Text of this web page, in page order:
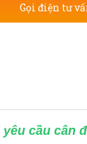
Gọi điện tư
cầu cân